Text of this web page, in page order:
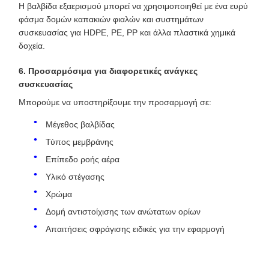
Η βαλβίδα εξαερισμού μπορεί να χρησιμοποιηθεί με ένα ευρύ
φάσμα δομών καπακιών φιαλών και συστημάτων
συσκευασίας για HDPE, PE, PP και άλλα πλαστικά χημικά
δοχεία.
6. Προσαρμόσιμα για διαφορετικές ανάγκες
συσκευασίας
Μπορούμε να υποστηρίξουμε την προσαρμογή σε:
Μέγεθος βαλβίδας
Τύπος μεμβράνης
Επίπεδο ροής αέρα
Υλικό στέγασης
Χρώμα
Δομή αντιστοίχισης των ανώτατων ορίων
Απαιτήσεις σφράγισης ειδικές για την εφαρμογή